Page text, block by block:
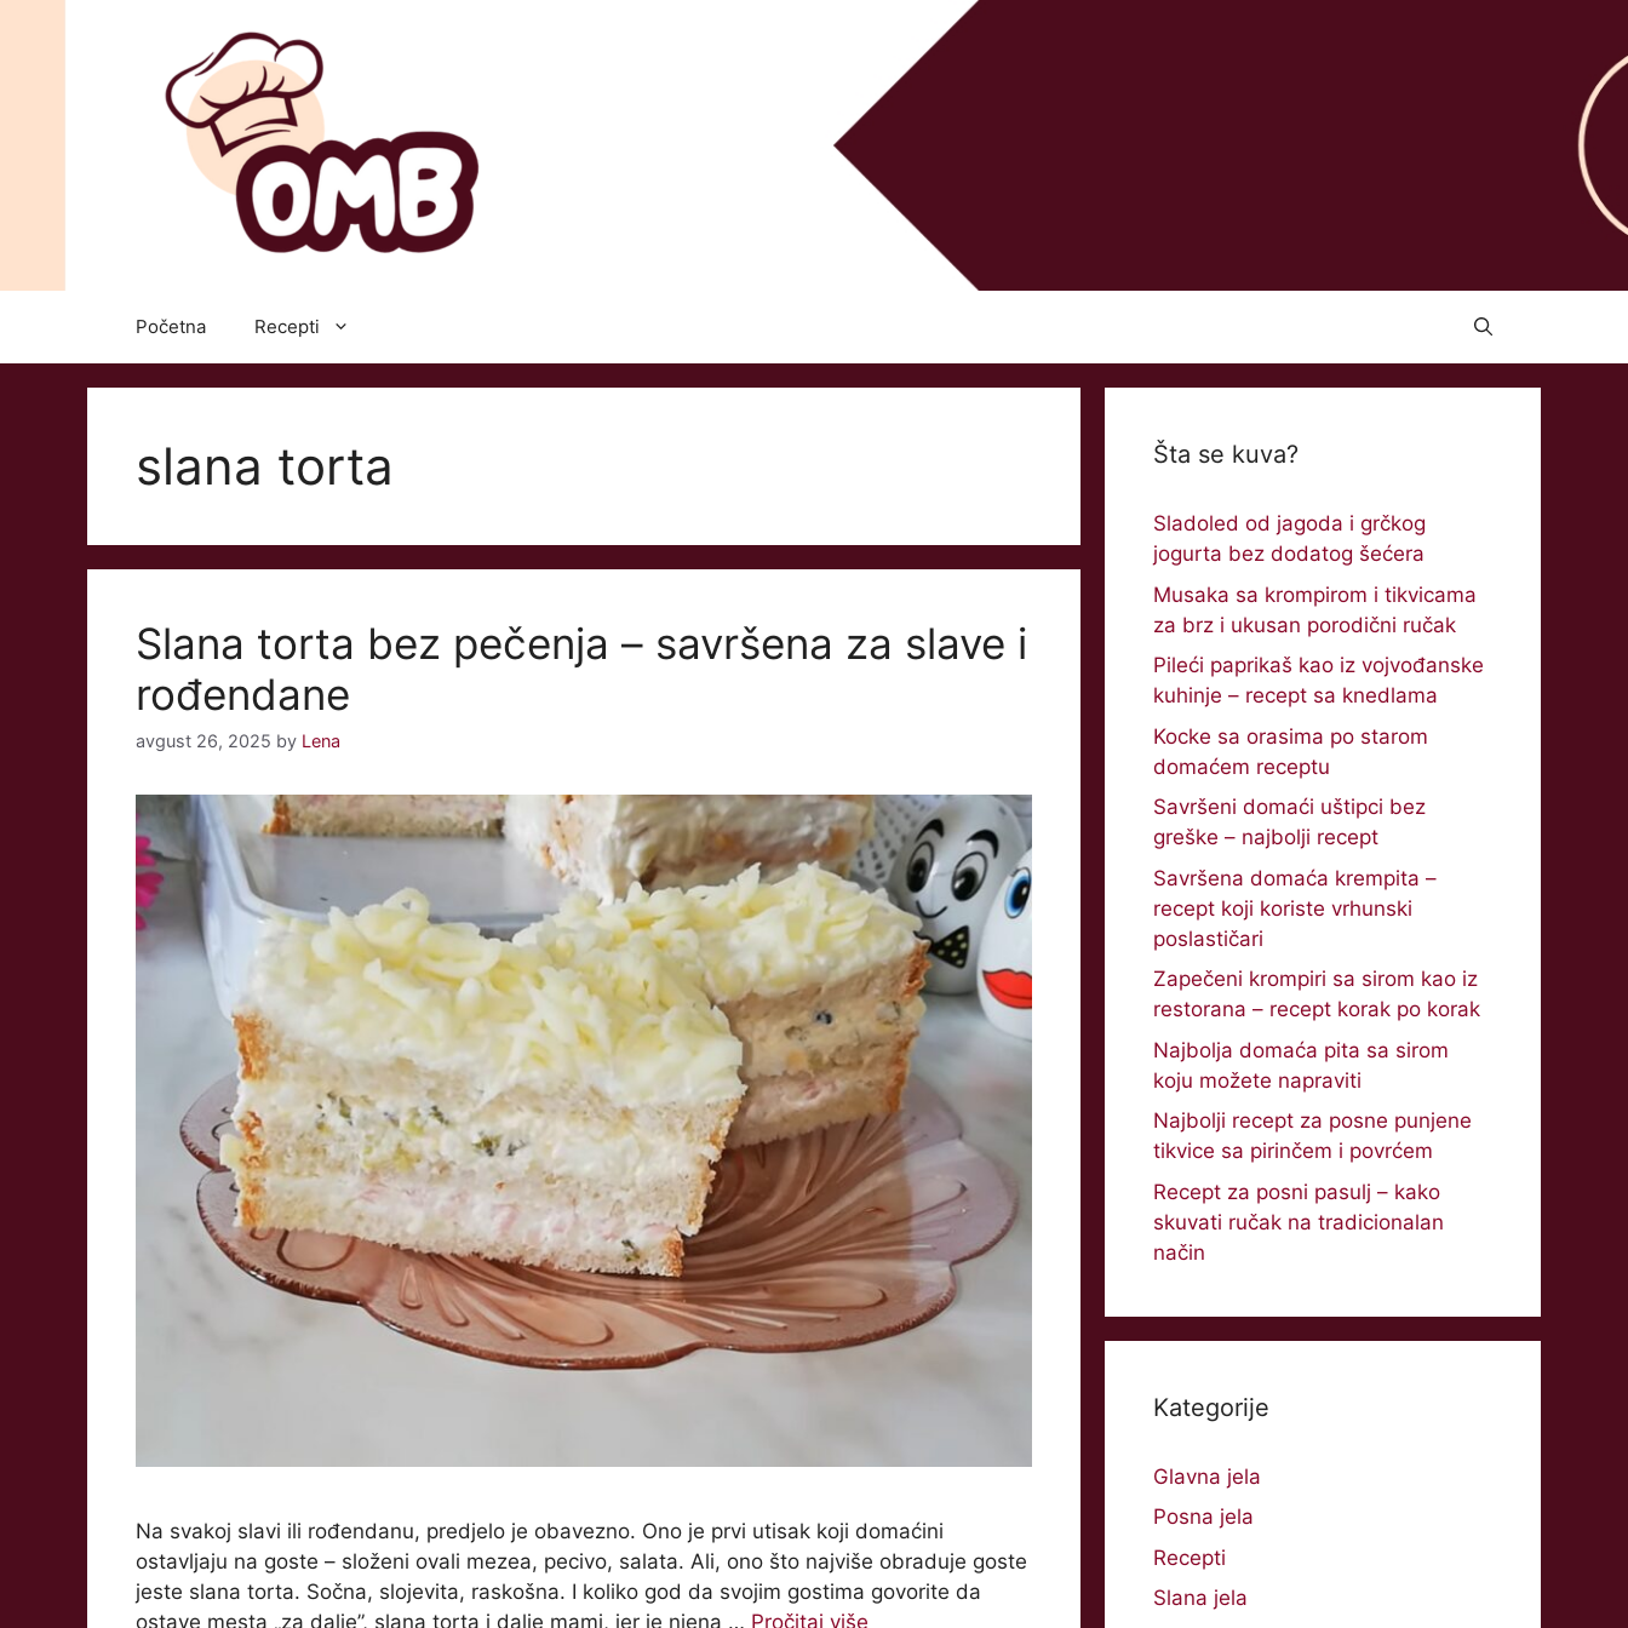
Početna Recepti
slana torta
Slana torta bez pečenja – savršena za slave i
rođendane
avgust 26, 2025 by Lena
Na svakoj slavi ili rođendanu, predjelo je obavezno. Ono je prvi utisak koji domaćini
ostavljaju na goste – složeni ovali mezea, pecivo, salata. Ali, ono što najviše obraduje goste
jeste slana torta. Sočna, slojevita, raskošna. I koliko god da svojim gostima govorite da
ostave mesta „za dalje”, slana torta i dalje mami, jer je njena … Pročitaj više
Šta se kuva?
Sladoled od jagoda i grčkog
jogurta bez dodatog šećera
Musaka sa krompirom i tikvicama
za brz i ukusan porodični ručak
Pileći paprikaš kao iz vojvođanske
kuhinje – recept sa knedlama
Kocke sa orasima po starom
domaćem receptu
Savršeni domaći uštipci bez
greške – najbolji recept
Savršena domaća krempita –
recept koji koriste vrhunski
poslastičari
Zapečeni krompiri sa sirom kao iz
restorana – recept korak po korak
Najbolja domaća pita sa sirom
koju možete napraviti
Najbolji recept za posne punjene
tikvice sa pirinčem i povrćem
Recept za posni pasulj – kako
skuvati ručak na tradicionalan
način
Kategorije
Glavna jela
Posna jela
Recepti
Slana jela